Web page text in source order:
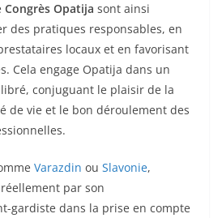
Congrès Opatija sont ainsi
des pratiques responsables, en
locaux et en favorisant
Cela engage Opatija dans un
conjuguant le plaisir de la
de vie et le bon déroulement des
Varazdin ou Slavonie,
par son
gardiste dans la prise en compte